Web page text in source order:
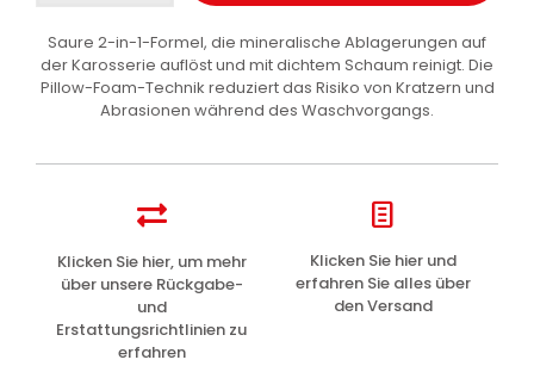
Shampoo
saurer
Kalkreiniger
l
Saure 2-in-1-Formel, die mineralische Ablagerungen auf
der Karosserie auflöst und mit dichtem Schaum reinigt. Die
Pillow-Foam-Technik reduziert das Risiko von Kratzern und
Abrasionen während des Waschvorgangs.
Klicken Sie hier, um mehr
über unsere Rückgabe-
und
Erstattungsrichtlinien zu
erfahren
Klicken Sie hier und
erfahren Sie alles über
den Versand